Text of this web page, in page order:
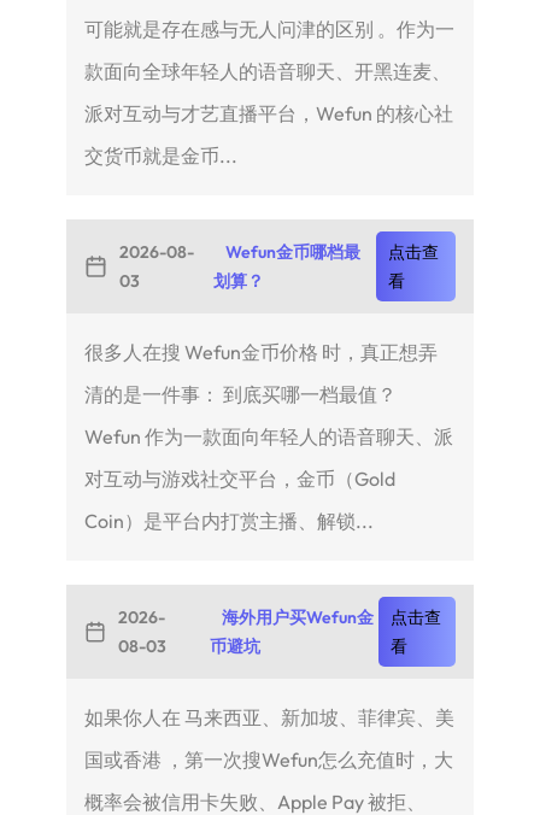
可能就是存在感与无人问津的区别 。作为一
款面向全球年轻人的语音聊天、开黑连麦、
派对互动与才艺直播平台，Wefun 的核心社
交货币就是金币...
2026-08-
03
Wefun金币哪档最
划算？
点击查
看
很多人在搜 Wefun金币价格 时，真正想弄
清的是一件事： 到底买哪一档最值？
Wefun 作为一款面向年轻人的语音聊天、派
对互动与游戏社交平台，金币（Gold
Coin）是平台内打赏主播、解锁...
2026-
08-03
海外用户买Wefun金
币避坑
点击查
看
如果你人在 马来西亚、新加坡、菲律宾、美
国或香港 ，第一次搜Wefun怎么充值时，大
概率会被信用卡失败、Apple Pay 被拒、